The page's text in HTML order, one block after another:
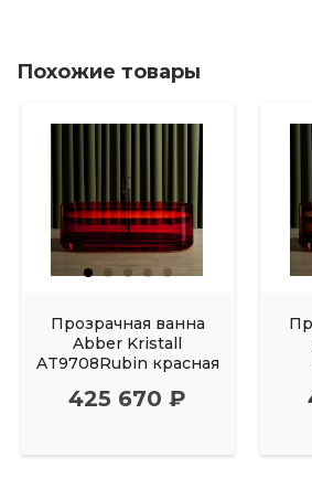
Похожие товары
Прозрачная ванна
Abber Kristall
AT9708Rubin красная
425 670 ₽